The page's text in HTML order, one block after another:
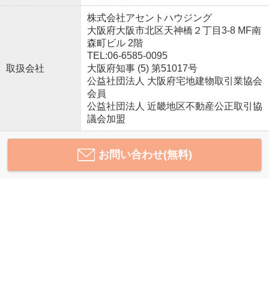
取扱会社
株式会社アセントハウジング
大阪府大阪市北区天神橋２丁目3-8 MF南
森町ビル 2階
TEL:06-6585-0095
大阪府知事 (5) 第51017号
公益社団法人 大阪府宅地建物取引業協会
会員
公益社団法人 近畿地区不動産公正取引協
議会加盟
お問い合わせ(無料)